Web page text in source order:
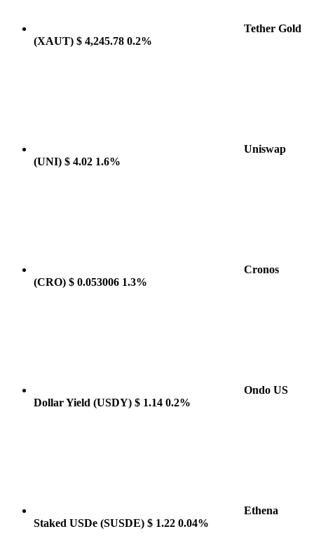
Tether Gold
(XAUT) $ 4,245.78 0.2%
Uniswap
(UNI) $ 4.02 1.6%
Cronos
(CRO) $ 0.053006 1.3%
Ondo US
Dollar Yield (USDY) $ 1.14 0.2%
Ethena
Staked USDe (SUSDE) $ 1.22 0.04%